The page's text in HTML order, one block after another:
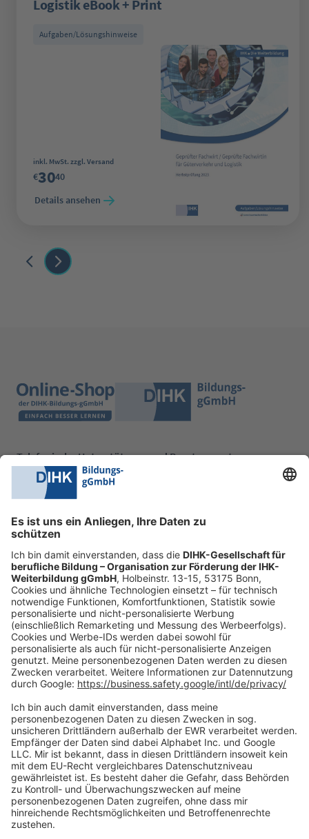
Logistik eBook + Print
Aufgaben/Lösungshinweise
Regulärer Preis:
inkl. MwSt. zzgl. Versand
€3040
Details ansehen
Telefonische Unterstützung und Beratung unter:
0228 6205 205
Fr.:
09:00-14:00 Uhr
shop@dihk-bildung.shop
Vertrag widerrufen
Zahlungsarten
Social Media
Oft Gesucht